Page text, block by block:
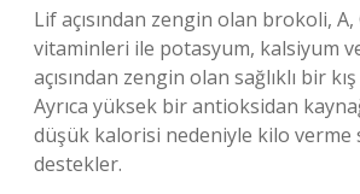
Lif açısından zengin olan brokoli, A,
vitaminleri ile potasyum, kalsiyum
açısından zengin olan sağlıklı bir
Ayrıca yüksek bir antioksidan
düşük kalorisi nedeniyle kilo verme
destekler.